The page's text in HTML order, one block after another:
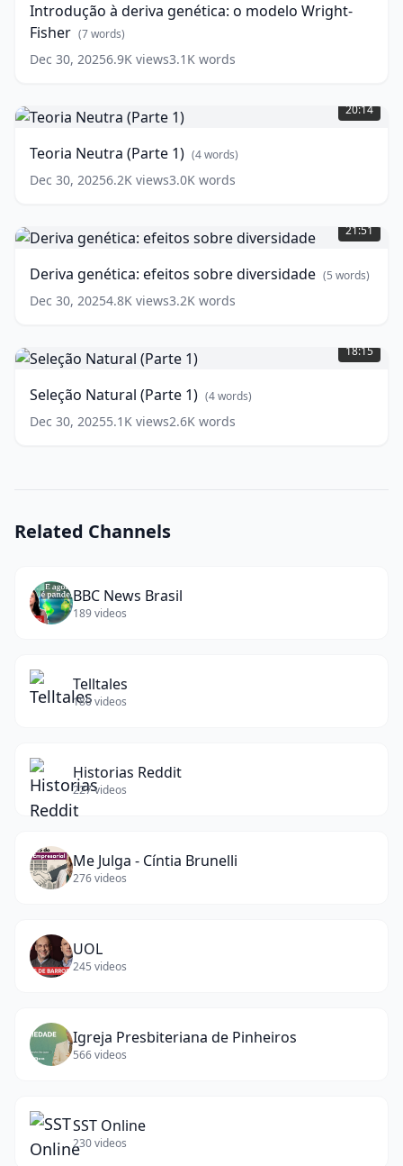
o
modelo
Wright-
Fisher (
Introdução à deriva genética: o modelo Wright-
Fisher (7words)
Dec 30, 20256.9K views3.1K words
Neutra
(Parte
(4
words)
20:14
Teoria Neutra (Parte 1) (4words)
Dec 30, 20256.2K views3.0K words
genética:
efeitos
diversidade (5
words)
21:51
Deriva genética: efeitos sobre diversidade (5 words)
Dec 30, 20254.8K views3.2K words
Natural
(Parte
(4
words)
18:15
Seleção Natural (Parte 1) (4words)
Dec 30, 20255.1K views2.6K words
Related Channels
BBC News Brasil
189videos
Telltales
180videos
Historias Reddit
227videos
Me Julga - Cíntia Brunelli
276videos
UOL
245 videos
Igreja Presbiteriana de Pinheiros
566videos
SST Online
230videos